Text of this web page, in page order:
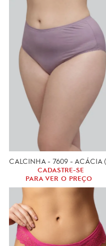
CADASTRE-SE
PARA VER O PREÇO